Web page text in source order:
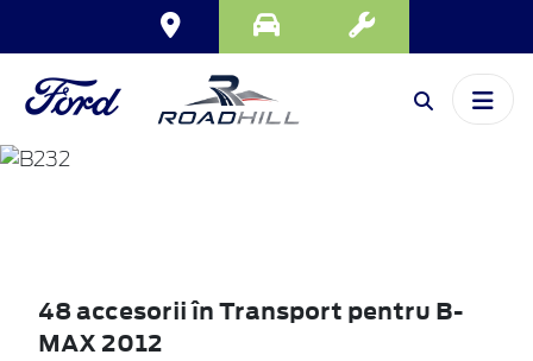
B-MAX
48 accesorii în Transport pentru B-
MAX 2012